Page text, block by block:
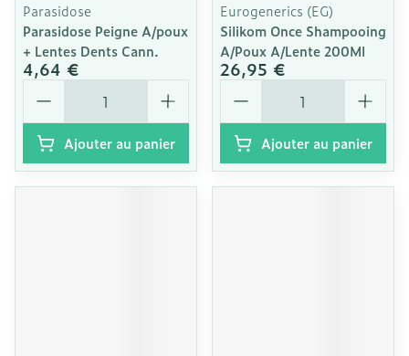
Parasidose
Parasidose Peigne A/poux
+ Lentes Dents Cann.
4,64 €
Quantité
Ajouter au panier
Eurogenerics (EG)
Silikom Once Shampooing
A/Poux A/Lente 200Ml
26,95 €
Quantité
Ajouter au panier